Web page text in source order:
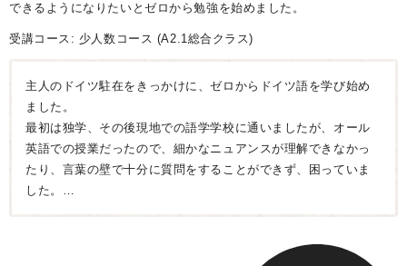
できるようになりたいとゼロから勉強を始めました。
受講コース: 少人数コース (A2.1総合クラス)
主人のドイツ駐在をきっかけに、ゼロからドイツ語を学び始め
ました。
最初は独学、その後現地での語学学校に通いましたが、オール
英語での授業だったので、細かなニュアンスが理解できなかっ
たり、言葉の壁で十分に質問をすることができず、困っていま
した。
もっとしっかり内容を理解しながら進めていける、そんなレッ